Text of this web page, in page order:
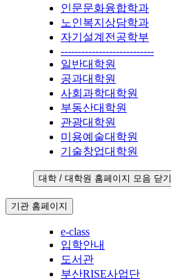
인문문화융합학과
노인복지상담학과
자기설계전공학부
---------------------------
일반대학원
공과대학원
사회과학대학원
부동산대학원
관광대학원
미용예술대학원
기술창업대학원
대학 / 대학원 홈페이지 모음 닫기
기관 홈페이지
e-class
입학안내
도서관
부산RISE사업단